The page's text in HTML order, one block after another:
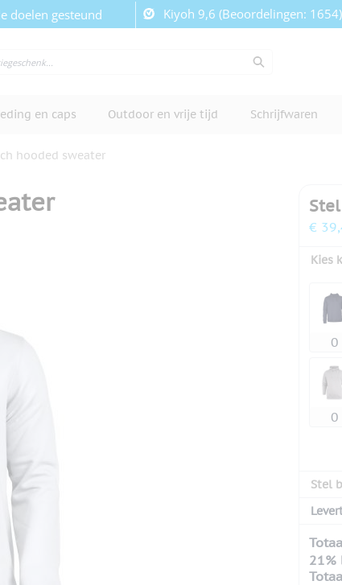
doelen gesteund Kiyoh 9,6 (Beoordelingen: 1654)
en caps Outdoor en vrije tijd Schrijfwaren
hooded sweater
€
Kies
Stel
21%